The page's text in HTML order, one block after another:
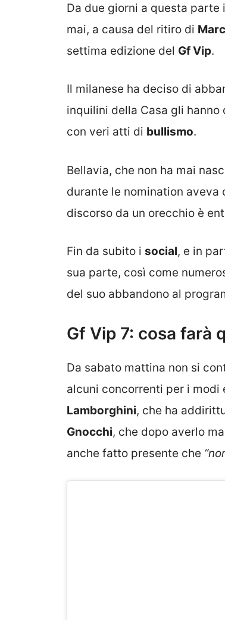
Da due giorni a questa
mai, a causa del ritiro di
settima edizione del Gf Vip.
Il milanese ha deciso di
inquilini della Casa gli
con veri atti di bullismo.
Bellavia, che non ha mai
durante le nomination aveva
discorso da un orecchio è
Fin da subito i social, e in
sua parte, così come
del suo abbandono al
Gf Vip 7: cosa farà
Da sabato mattina non si
alcuni concorrenti per i modi
Lamborghini, che ha
Gnocchi, che dopo averlo
anche fatto presente che